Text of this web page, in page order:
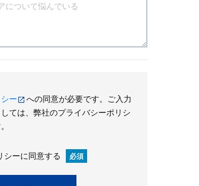
ー
への同意が必要です。ご入力
ては、弊社のプライバシーポリシ
シーに同意する 必須